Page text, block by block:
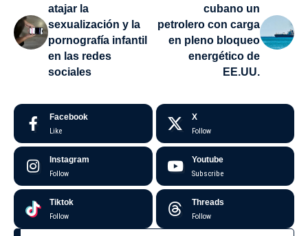
atajar la
sexualización y la
pornografía infantil
en las redes
sociales
cubano un
petrolero con carga
en pleno bloqueo
energético de
EE.UU.
Facebook
Like
X
Follow
Instagram
Follow
Youtube
Subscribe
Tiktok
Follow
Threads
Follow